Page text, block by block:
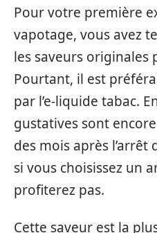
Pour votre première
vapotage, vous avez
les saveurs originales
Pourtant, il est
par l’e-liquide tabac.
gustatives sont
des mois après l’arrêt
si vous choisissez un
profiterez pas.
Cette saveur est la